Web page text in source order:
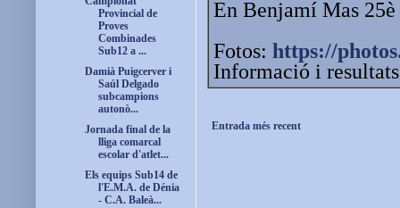
En Benjamí Mas 25è
Fotos: https://
Informació i
Entrada més recent
Provincial de
Proves
Combinades
Sub12 a ...
Damià Puigcerver i
Saúl Delgado
subcampions
autonò...
Jornada final de la
lliga comarcal
escolar d'atlet...
Els equips Sub14 de
l'E.M.A. de Dénia
- C.A. Baleà...